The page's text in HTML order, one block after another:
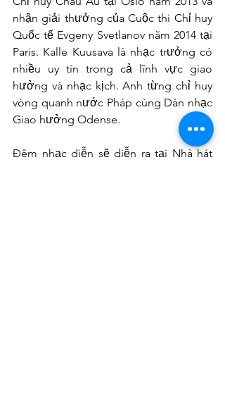
nhận giải thưởng của Cuộc thi Chỉ huy
Quốc tế Evgeny Svetlanov năm 2014 tại
Paris. Kalle Kuusava là nhạc trưởng có
nhiều uy tín trong cả lĩnh vực giao
hưởng và nhạc kịch. Anh từng chỉ huy
vòng quanh nước Pháp cùng Dàn nhạc
Giao hưởng Odense.
Đêm nhạc diễn sẽ diễn ra tại Nhà hát